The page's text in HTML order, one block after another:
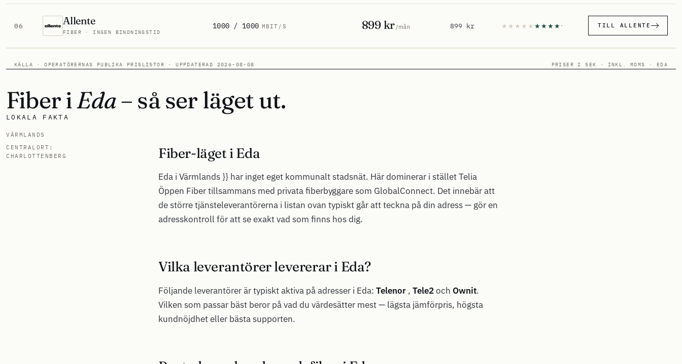
06 Allente
FIBER · INGEN BINDNINGSTID
1000 / 1000 MBIT/S 899 kr/mån 899 kr TILL ALLENTE
KÄLLA · OPERATÖRERNAS PUBLIKA PRISLISTOR · UPPDATERAD 2026-08-08 PRISER I SEK · INKL. MOMS · EDA
Fiber iEda– så ser läget ut.
LOKALA FAKTA
VÄRMLANDS
CENTRALORT:
CHARLOTTENBERG
Fiber-läget i Eda
Eda i Värmlands }} har inget eget kommunalt stadsnät. Här dominerar i stället Telia
Öppen Fiber tillsammans med privata fiberbyggare som GlobalConnect. Det innebär att
de större tjänsteleverantörerna i listan ovan typiskt går att teckna på din adress — gör en
adresskontroll för att se exakt vad som finns hos dig.
Vilka leverantörer levererar i Eda?
Följande leverantörer är typiskt aktiva på adresser i Eda: Telenor , Tele2och Ownit.
Vilken som passar bäst beror på vad du värdesätter mest — lägsta jämförpris, högsta
kundnöjdhet eller bästa supporten.